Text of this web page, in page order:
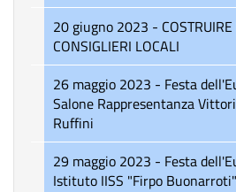
20 giugno 2023 - COSTRUIRE L'EUROPA CON I
CONSIGLIERI LOCALI
26 maggio 2023 - Festa dell'Europa presso
Salone Rappresentanza
Ruffini
29 maggio 2023 - Festa dell'Europa presso
Istituto IISS "Firpo Buonarroti"